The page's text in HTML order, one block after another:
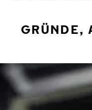
GRÜNDE,